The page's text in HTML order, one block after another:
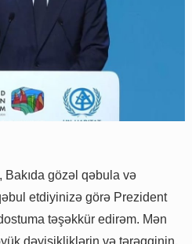
gözəl qəbula və
etdiyinizə görə Prezident
təşəkkür edirəm. Mən
dəyişikliklərin və tərəqqinin,